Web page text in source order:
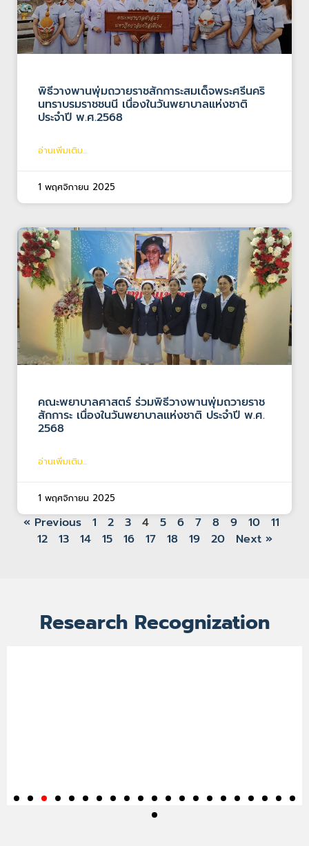
พิธีวางพานพุ่มถวายราชสักการะสมเด็จพระศรีนคริ
นทราบรมราชชนนี เนื่องในวันพยาบาลแห่งชาติ
ประจำปี พ.ศ.2568
อ่านเพิ่มเติม...
1 พฤศจิกายน 2025
คณะพยาบาลศาสตร์ ร่วมพิธีวางพานพุ่มถวายราช
สักการะ เนื่องในวันพยาบาลแห่งชาติ ประจำปี พ.ศ.
2568
อ่านเพิ่มเติม...
1 พฤศจิกายน 2025
« Previous 1 2 3 4 5 6 7 8 9 10
11
12
13 14 15 16 17 18 19 20 Next »
Research Recognization